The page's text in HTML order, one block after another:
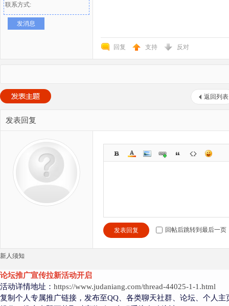
联系方式:
发消息
回复 支持 反对
返回列表
发表回复
发表回复 回帖后跳转到最后一页
新人须知
论坛推广宣传拉新活动开启
活动详情地址： https://www.judaniang.com/thread-44025-1-1.html
复制个人专属推广链接，发布至QQ、各类聊天社群、论坛、个人